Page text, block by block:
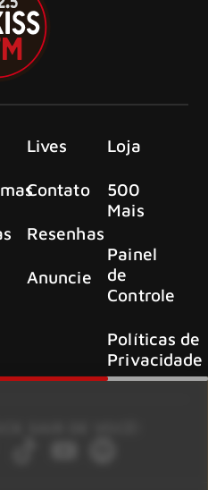
Lives
Contato
Resenhas
Anuncie
Loja
500
Mais
Painel
de
Controle
Políticas de
Privacidade